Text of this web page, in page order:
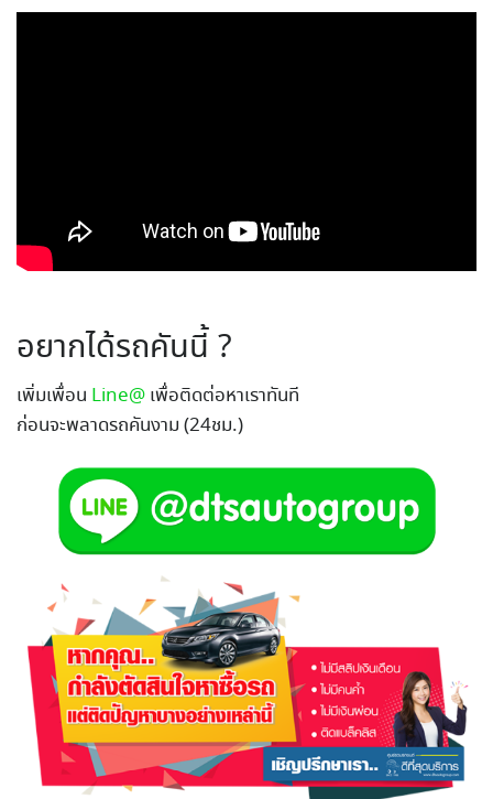
อยากได้รถคันนี้ ?
เพิ่มเพื่อน Line@ เพื่อติดต่อหาเราทันที
ก่อนจะพลาดรถคันงาม (24ชม.)